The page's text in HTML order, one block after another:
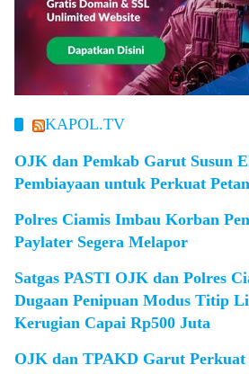
KAPOL.TV
OJK dan Pemkab Garut Susun
Pembiayaan untuk Perkuat
Polres Ciamis Imbau Korban
Paylater Segera Melapor
Satgas PASTI OJK dan Polres
Dugaan Penipuan Modus Titip
Kerugian Capai Rp500 Juta
OJK dan TPAKD Garut